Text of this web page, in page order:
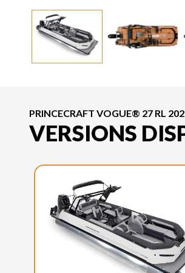
PRINCECRAFT VOGUE® 27 RL
VERSIONS